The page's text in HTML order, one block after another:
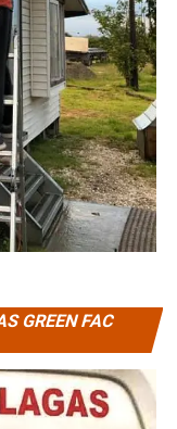
GREEN FAC